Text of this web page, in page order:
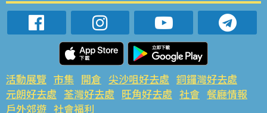
活動展覽 市集 開倉 尖沙咀好去處 銅鑼灣好去處
元朗好去處 荃灣好去處 旺角好去處 社會 餐廳情報
戶外郊遊 社會福利